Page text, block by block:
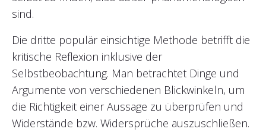
sind.
Die dritte populär einsichtige Methode betrifft die
kritische Reflexion inklusive der
Selbstbeobachtung. Man betrachtet Dinge und
Argumente von verschiedenen Blickwinkeln, um
die Richtigkeit einer Aussage zu überprüfen und
Widerstände bzw. Widersprüche auszuschließen.